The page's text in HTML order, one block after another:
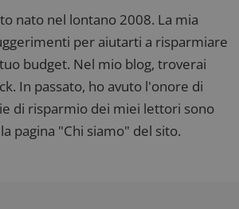
nato nel lontano 2008. La mia
per aiutarti a risparmiare
budget. Nel mio blog, troverai
In passato, ho avuto l'onore di
di risparmio dei miei lettori sono
pagina "Chi siamo" del sito.